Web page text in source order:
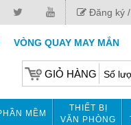
Đăng ký
VÒNG QUAY MAY MẮN
GIỎ HÀNG Số
MỀM
THIẾT BỊ
VĂN PHÒNG